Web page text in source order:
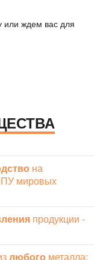
или ждем вас для
на
мировых
продукции -
любого металла: